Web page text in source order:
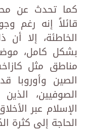
كما تحدث عن
قائلاً إنه رغم
الخاطئة، إلا
بشكل كامل،
مناطق مثل
الصين وأوروبا
الصوفيين،
الإسلام عبر
الحاجة إلى كثرة